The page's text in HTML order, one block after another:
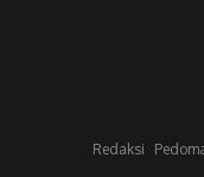
Redaksi